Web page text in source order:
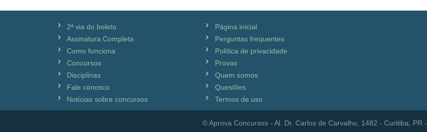
2ª via do boleto
Assinatura Completa
Como funciona
Concursos
Disciplinas
Fale conosco
Notícias sobre concursos
Página inicial
Perguntas frequentes
Política de privacidade
Provas
Quem somos
Questões
Termos de uso
© Aprova Concursos - Al. Dr. Carlos de Carvalho, 1482 - Curitiba, PR -